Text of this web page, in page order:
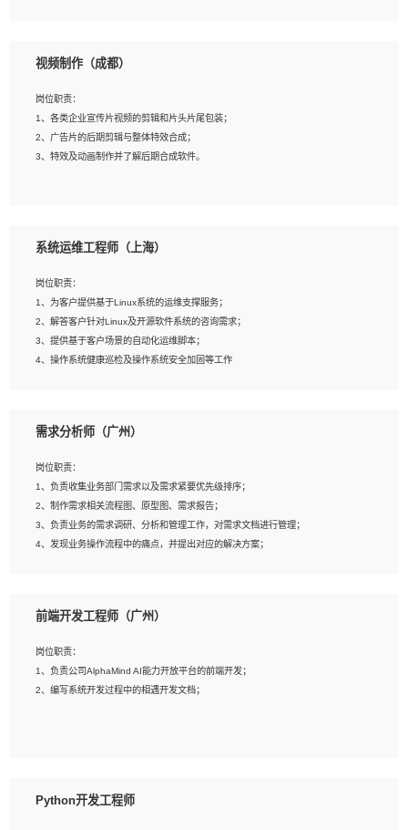
上；
3、想象力丰富, 有一定的艺术审美深度；
4、有良好的场景特效搭建功底；
5、熟悉 3Ds Max 或者 Maya；
6、有良好的沟通能力和团队合作意识；
视频制作（成都）
岗位职责：
1、各类企业宣传片视频的剪辑和片头片尾包装；
2、广告片的后期剪辑与整体特效合成；
3、特效及动画制作并了解后期合成软件。
2、熟练使用After Effect、Photo Shop、熟练掌握视频剪辑和特效包装软件；
4、在剪辑上会思考，有一定编导思维；
5、踏实， 勤奋，愿意在工作中不断学习，提高自我；
6、能与同事友好相处。
系统运维工程师（上海）
岗位职责：
1、为客户提供基于Linux系统的运维支撑服务；
2、解答客户针对Linux及开源软件系统的咨询需求；
3、提供基于客户场景的自动化运维脚本；
4、操作系统健康巡检及操作系统安全加固等工作
1、全日制本科计算机相关专业毕业，3年以上相关工作经验；
3、熟练使用脚本语言，shell/python任一种，熟练使用Ansible
4、熟悉linux常见服务、中间件的基本原理、部署以及故障处理，如：Mysql、
Apache、Nginx、Zabbix、Kafka等
5、熟悉主流虚拟化技术，如：VMware、KVM
6、具备网络方面的基础知识，熟悉常见的网络协议，如TCP/IP，转发原理，路由优
8、有良好的文档编写能力和沟通能力，有RHCE证书优先
需求分析师（广州）
岗位职责：
1、负责收集业务部门需求以及需求紧要优先级排序；
2、制作需求相关流程图、原型图、需求报告；
3、负责业务的需求调研、分析和管理工作，对需求文档进行管理；
4、发现业务操作流程中的痛点，并提出对应的解决方案；
岗位要求：
2、熟悉产品及需求规划工具，如:Axure、Xmind、MS Project等；
3、具备良好的交流协调能力，有较强的责任感、工作积极主动；
4、有较强的系统需求分析、文档编写能力、沟通能力；
前端开发工程师（广州）
岗位职责：
1、负责公司AlphaMind AI能力开放平台的前端开发；
2、编写系统开发过程中的相遇开发文档；
3、熟悉react/vue/angular任何一种前端框架，熟悉react优先；
Python开发工程师